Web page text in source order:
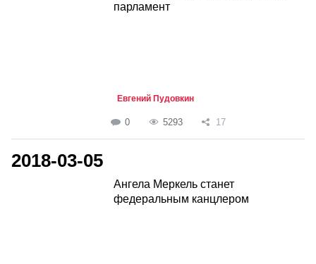
парламент
Евгений Пудовкин
0 5293 17
2018-03-05
Ангела Меркель станет
федеральным канцлером